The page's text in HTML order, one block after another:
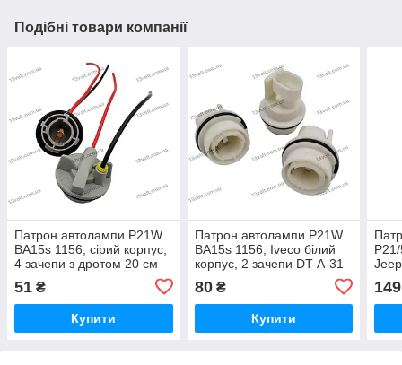
Подібні товари компанії
Патрон автолампи P21W
BA15s 1156, сірий корпус,
4 зачепи з дротом 20 см
51 ₴
Купити
Патрон автолампи P21W
BA15s 1156, Iveco білий
корпус, 2 зачепи DT-A-31
80₴
Купити
149